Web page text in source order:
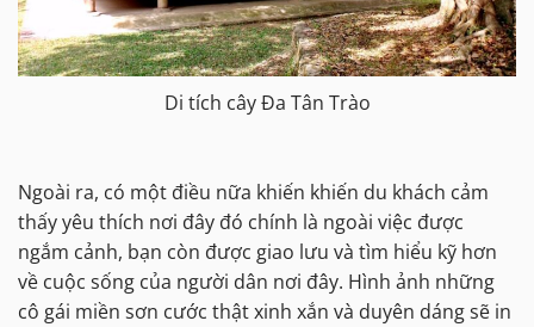
Di tích cây Đa Tân Trào
Ngoài ra, có một điều nữa khiến khiến du khách cảm
thấy yêu thích nơi đây đó chính là ngoài việc được
ngắm cảnh, bạn còn được giao lưu và tìm hiểu kỹ hơn
về cuộc sống của người dân nơi đây. Hình ảnh những
cô gái miền sơn cước thật xinh xắn và duyên dáng sẽ in